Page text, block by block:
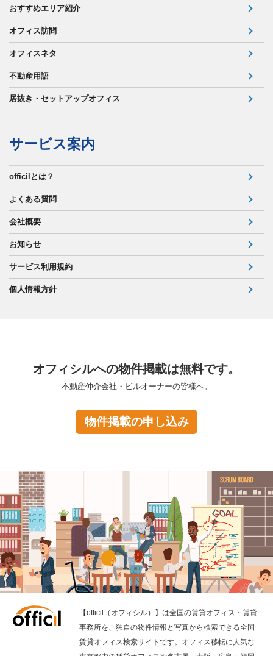
おすすめエリア紹介
オフィス訪問
オフィスネタ
不動産用語
居抜き・セットアップオフィス
サービス案内
officilとは？
よくある質問
会社概要
お知らせ
サービス利用規約
個人情報方針
オフィシルへの物件掲載は無料です。
不動産仲介会社・ビルオーナーの皆様へ。
物件掲載の申し込み
【officil（オフィシル）】は全国の賃貸オフィス・賃貸
事務所を、独自の物件情報と写真から検索できる全国
賃貸オフィス検索サイトです。オフィス移転に人気な